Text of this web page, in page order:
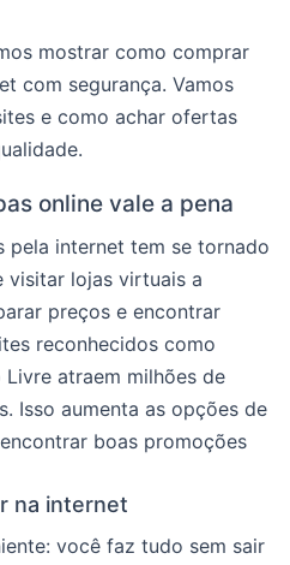
mostrar como comprar
com segurança. Vamos
e como achar ofertas
online vale a pena
pela internet tem se tornado
visitar lojas virtuais a
preços e encontrar
reconhecidos como
Livre atraem milhões de
Isso aumenta as opções de
boas promoções
na internet
você faz tudo sem sair